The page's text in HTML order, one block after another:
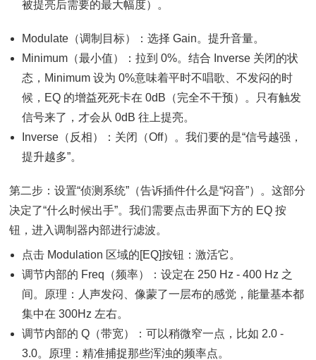
被提亮后需要的最大幅度）。
Modulate（调制目标）：选择 Gain。提升音量。
Minimum（最小值）：拉到 0%。结合 Inverse 关闭的状
态，Minimum 设为 0%意味着平时不唱歌、不发闷的时
候，EQ 的增益死死卡在 0dB（完全不干预）。只有触发
信号来了，才会从 0dB 往上提亮。
Inverse（反相）：关闭（Off）。我们要的是“信号越强，
提升越多”。
第二步：设置“侦测系统”（告诉插件什么是“闷音”）。这部分
决定了“什么时候出手”。我们需要点击界面下方的 EQ 按
钮，进入调制器内部进行滤波。
点击 Modulation 区域的[EQ]按钮：激活它。
调节内部的 Freq（频率）：设定在 250 Hz - 400 Hz 之
间。原理：人声发闷、像蒙了一层布的感觉，能量基本都
集中在 300Hz 左右。
调节内部的 Q（带宽）：可以稍微窄一点，比如 2.0 -
3.0。原理：精准捕捉那些浑浊的频率点。